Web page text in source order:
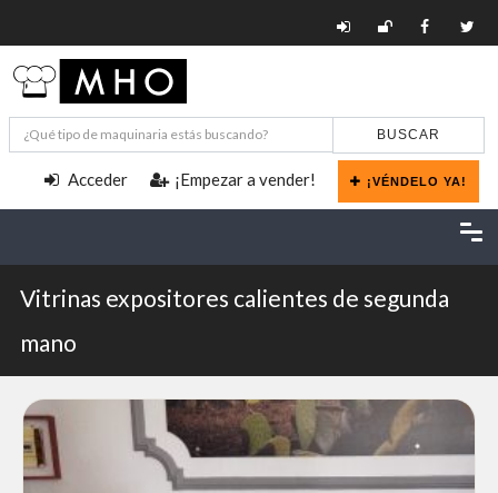
BUSCAR
Acceder ¡Empezar a vender! ¡VÉNDELO YA!
Vitrinas expositores calientes de segunda
mano